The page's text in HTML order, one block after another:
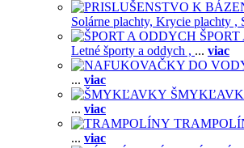
Solárne plachty, Krycie plachty ,
Letné športy a oddych , ... viac
... viac
... viac
... viac